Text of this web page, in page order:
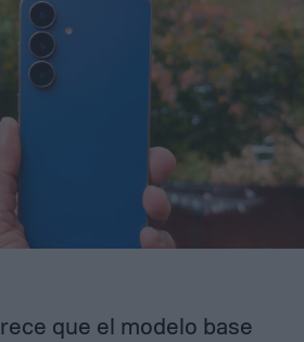
que el modelo base